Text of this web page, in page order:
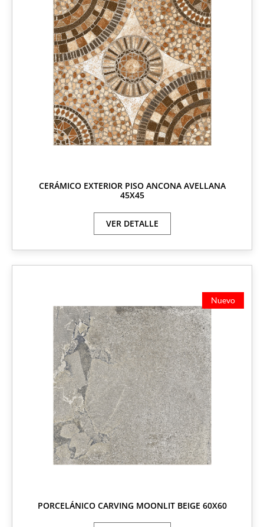
CERÁMICO EXTERIOR PISO ANCONA AVELLANA
45X45
VER DETALLE
Nuevo
PORCELÁNICO CARVING MOONLIT BEIGE 60X60